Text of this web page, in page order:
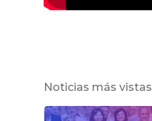
Noticias más vistas